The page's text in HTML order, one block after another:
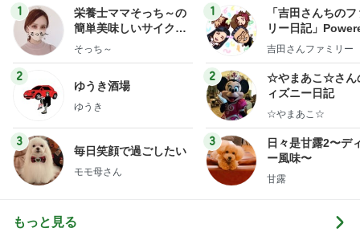
1
栄養士ママそっち～の
簡単美味しいサイクル
献立
そっち～
2
ゆうき酒場
ゆうき
3
毎日笑顔で過ごしたい
モモ母さん
1
「吉田さんちの
リー日記」
y Ameba 吉田さ
ログ
吉田さんファミリー
2
☆やまあこ☆さん
ィズニー日記
☆やまあこ☆
3
日々是甘露2〜デ
ー風味〜
甘露
もっと見る